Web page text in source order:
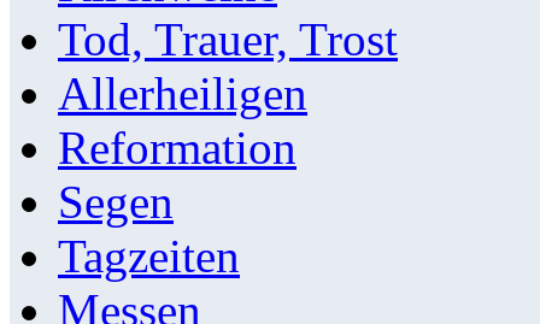
Tod, Trauer, Trost
Allerheiligen
Reformation
Segen
Tagzeiten
Messen